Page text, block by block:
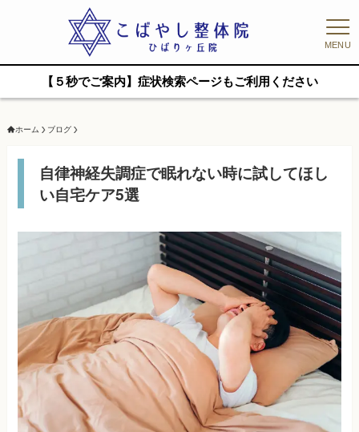
MENU
【５秒でご案内】症状検索ページもご利用ください
ホーム ブログ
自律神経失調症で眠れない時に試してほし
い自宅ケア5選